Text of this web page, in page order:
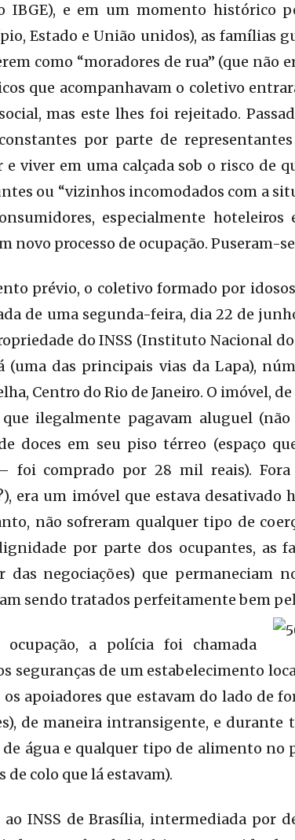
IBGE), e em um momento histórico
Estado e União unidos), as famílias
como “moradores de rua” (que não
que acompanhavam o coletivo
mas este lhes foi rejeitado.
por parte de
viver em uma calçada sob o risco de
ou “vizinhos incomodados com a
especialmente hoteleiros
novo processo de ocupação. Puseram-
prévio, o coletivo formado por
de uma segunda-feira, dia 22 de
do INSS (Instituto Nacional
(uma das principais vias da Lapa),
Centro do Rio de Janeiro. O imóvel,
ilegalmente pagavam aluguel
doces em seu piso térreo (espaço
foi comprado por 28 mil reais). Fora
era um imóvel que estava desativado
não sofreram qualquer tipo de
por parte dos ocupantes, as
das negociações) que permaneciam
sendo tratados perfeitamente bem
a polícia foi chamada
seguranças de um estabelecimento
apoiadores que estavam do lado de
de maneira intransigente, e durante
de água e qualquer tipo de alimento no
de colo que lá estavam).
INSS de Brasília, intermediada por